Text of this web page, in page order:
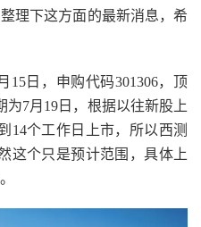
理下这方面的最新消息，希
15日，申购代码301306，顶
7月19日，根据以往新股上
14个工作日上市，所以西测
这个只是预计范围，具体上